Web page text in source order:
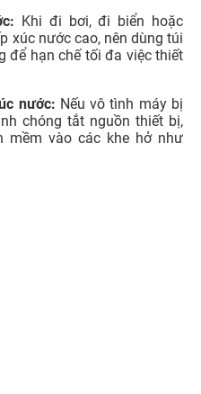
Khi đi bơi, đi biển hoặc
xúc nước cao, nên dùng túi
để hạn chế tối đa việc thiết
nước: Nếu vô tình máy bị
chóng tắt nguồn thiết bị,
mềm vào các khe hở như